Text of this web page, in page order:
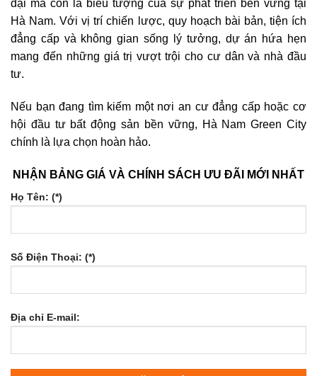
đại mà còn là biểu tượng của sự phát triển bền vững tại
Hà Nam. Với vị trí chiến lược, quy hoạch bài bản, tiện ích
đẳng cấp và không gian sống lý tưởng, dự án hứa hẹn
mang đến những giá trị vượt trội cho cư dân và nhà đầu
tư.
Nếu bạn đang tìm kiếm một nơi an cư đẳng cấp hoặc cơ
hội đầu tư bất động sản bền vững, Hà Nam Green City
chính là lựa chọn hoàn hảo.
NHẬN BẢNG GIÁ VÀ CHÍNH SÁCH ƯU ĐÃI MỚI NHẤT
Họ Tên: (*)
Số Điện Thoại: (*)
Địa chỉ E-mail: